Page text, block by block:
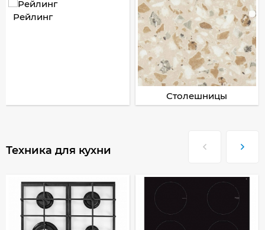
Рейлинг
Столешницы
Техника для кухни